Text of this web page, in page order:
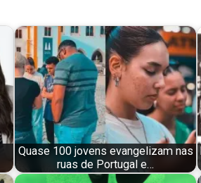
Quase 100 jovens evangelizam nas
ruas de Portugal e…